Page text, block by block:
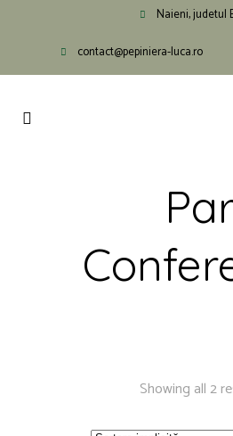
Naieni, judetul
contact@pepiniera-luca.ro
Showing all 2